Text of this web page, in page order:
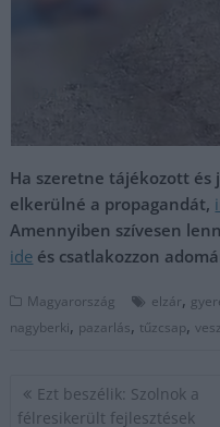
Ha szeretne tájékozott és
elkerülné a propagandát,
Amennyiben szívesen
ide és csatlakozzon
Magyarország elzár,
nagyberki, pazarlás, tűzcsap,
Bejegyzés
navigáció
Ezt beszélik: Szolnok a
félresikerült fejlesztések